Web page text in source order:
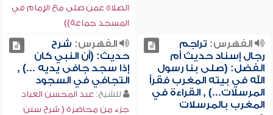
الصلاة عمن صلى مع الإمام في
المسجد جماعة))
الفهرس: تراجم
رجال إسناد حديث أم
الفضل: (صلى بنا رسول
الله في بيته المغرب فقرأ
المرسلات...) , القراءة في
المغرب بالمرسلات
الفهرس: شرح
حديث: (أن النبي كان
إذا سجد جافى يديه ...) ,
التجافي في السجود
للشيخ: عبد المحسن العباد
جزء من محاضرة ( شرح سنن